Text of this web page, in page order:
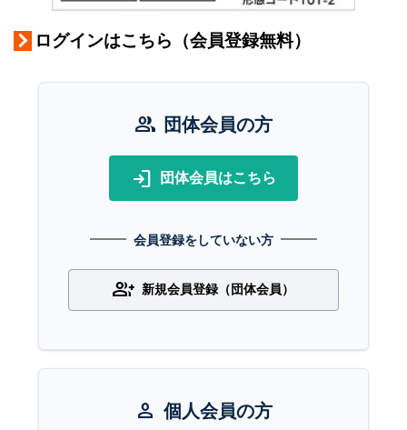
ログインはこちら（会員登録無料）
group 団体会員の方
login 団体会員はこちら
会員登録をしていない方
group_add 新規会員登録（団体会員）
person 個人会員の方